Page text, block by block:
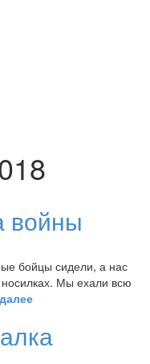
войны
бойцы сидели, а нас
Мы ехали всю